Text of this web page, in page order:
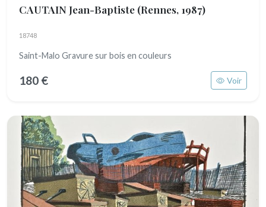
CAUTAIN Jean-Baptiste (Rennes, 1987)
18748
Saint-Malo Gravure sur bois en couleurs
180 € Voir